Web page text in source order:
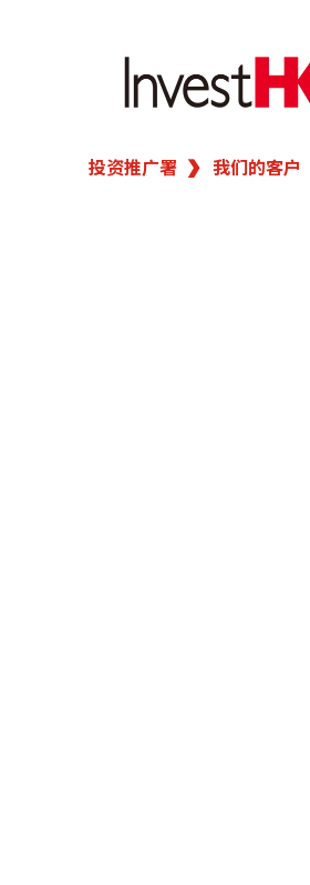
繁 简
投资推广署 我们的客户